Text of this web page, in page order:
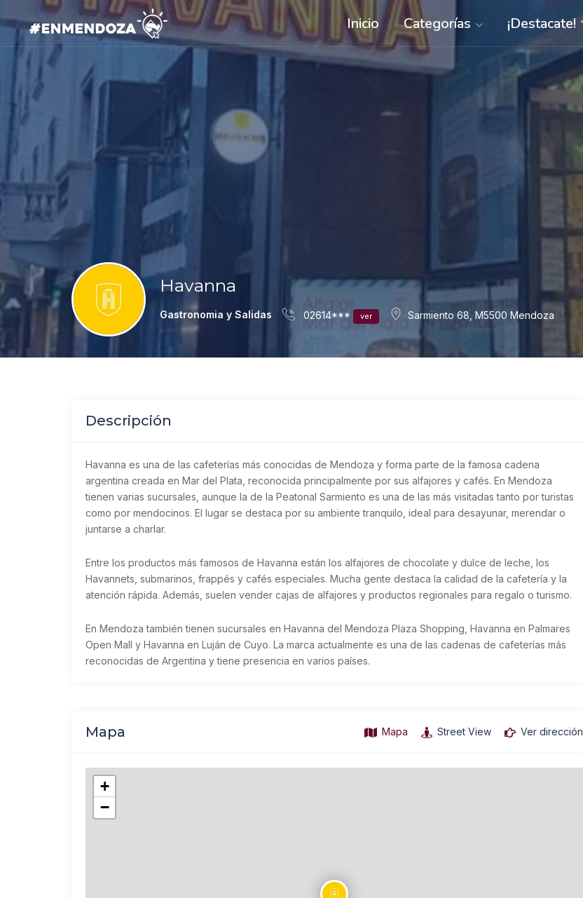
Inicio Categorías ¡Destacate!
Havanna
Gastronomia y Salidas 02614*** ver Sarmiento 68, M5500 Mendoza
Descripción
Havanna es una de las cafeterías más conocidas de Mendoza y forma parte de la famosa cadena
argentina creada en Mar del Plata, reconocida principalmente por sus alfajores y cafés. En Mendoza
tienen varias sucursales, aunque la de la Peatonal Sarmiento es una de las más visitadas tanto por turistas
como por mendocinos. El lugar se destaca por su ambiente tranquilo, ideal para desayunar, merendar o
juntarse a charlar.
Entre los productos más famosos de Havanna están los alfajores de chocolate y dulce de leche, los
Havannets, submarinos, frappés y cafés especiales. Mucha gente destaca la calidad de la cafetería y la
atención rápida. Además, suelen vender cajas de alfajores y productos regionales para regalo o turismo.
En Mendoza también tienen sucursales en Havanna del Mendoza Plaza Shopping, Havanna en Palmares
Open Mall y Havanna en Luján de Cuyo. La marca actualmente es una de las cadenas de cafeterías más
reconocidas de Argentina y tiene presencia en varios países.
Mapa Mapa Street View Ver dirección
+
−